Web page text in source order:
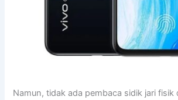
Namun, tidak ada pembaca sidik jari